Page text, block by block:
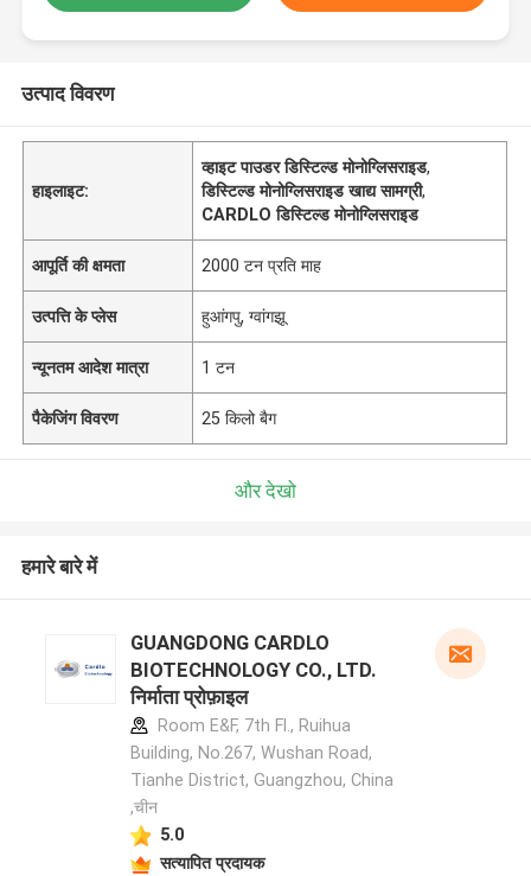
उत्पाद विवरण
हाइलाइट:
व्हाइट पाउडर डिस्टिल्ड मोनोग्लिसराइड,
डिस्टिल्ड मोनोग्लिसराइड खाद्य सामग्री,
CARDLO डिस्टिल्ड मोनोग्लिसराइड
आपूर्ति की क्षमता 2000 टन प्रति माह
उत्पत्ति के प्लेस हुआंगपु, ग्वांगझू
न्यूनतम आदेश मात्रा 1 टन
पैकेजिंग विवरण 25 किलो बैग
और देखो
हमारे बारे में
GUANGDONG CARDLO
BIOTECHNOLOGY CO., LTD.
निर्माता प्रोफ़ाइल
Room E&F, 7th Fl., Ruihua
Building, No.267, Wushan Road,
Tianhe District, Guangzhou, China
,चीन
5.0
सत्यापित प्रदायक